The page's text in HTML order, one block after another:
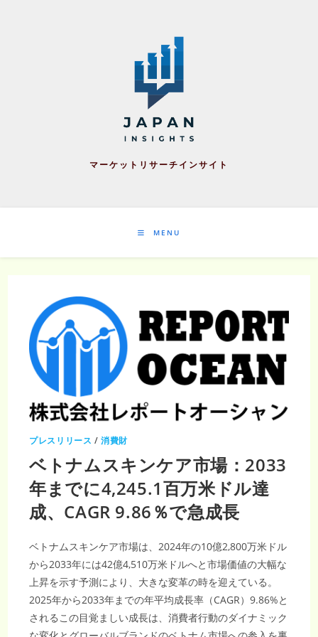
マーケットリサーチインサイト
MENU
プレスリリース /消費財
ベトナムスキンケア市場：2033
年までに4,245.1百万米ドル達
成、CAGR 9.86％で急成長
ベトナムスキンケア市場は、2024年の10億2,800万米ドル
から2033年には42億4,510万米ドルへと市場価値の大幅な
上昇を示す予測により、大きな変革の時を迎えている。
2025年から2033年までの年平均成長率（CAGR）9.86%と
されるこの目覚ましい成長は、消費者行動のダイナミック